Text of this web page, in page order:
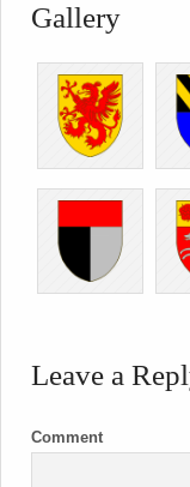
Gallery
Leave a
Comment